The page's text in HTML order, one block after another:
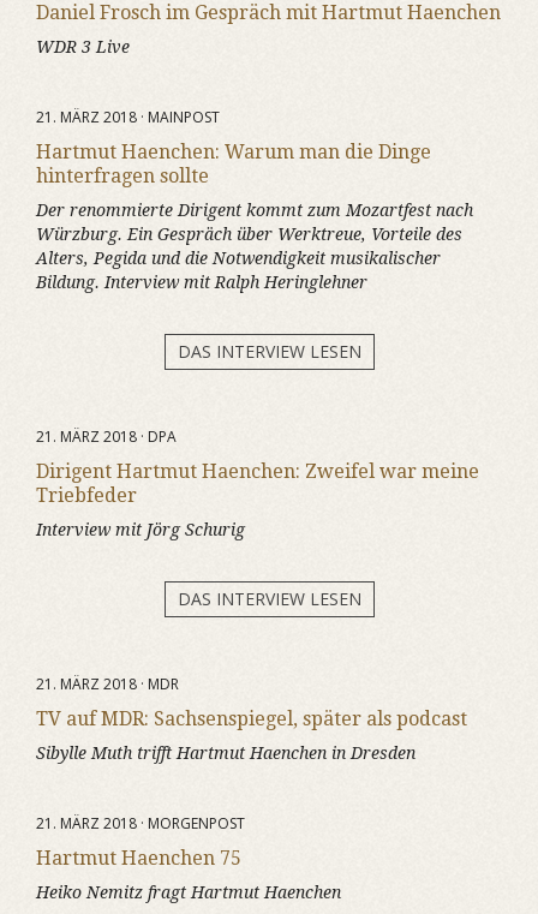
Daniel Frosch im Gespräch mit Hartmut Haenchen
WDR 3 Live
21. MÄRZ 2018 · MAINPOST
Hartmut Haenchen: Warum man die Dinge
hinterfragen sollte
Der renommierte Dirigent kommt zum Mozartfest nach
Würzburg. Ein Gespräch über Werktreue, Vorteile des
Alters, Pegida und die Notwendigkeit musikalischer
Bildung. Interview mit Ralph Heringlehner
DAS INTERVIEW LESEN
21. MÄRZ 2018 · DPA
Dirigent Hartmut Haenchen: Zweifel war meine
Triebfeder
Interview mit Jörg Schurig
DAS INTERVIEW LESEN
21. MÄRZ 2018 · MDR
TV auf MDR: Sachsenspiegel, später als podcast
Sibylle Muth trifft Hartmut Haenchen in Dresden
21. MÄRZ 2018 · MORGENPOST
Hartmut Haenchen 75
Heiko Nemitz fragt Hartmut Haenchen